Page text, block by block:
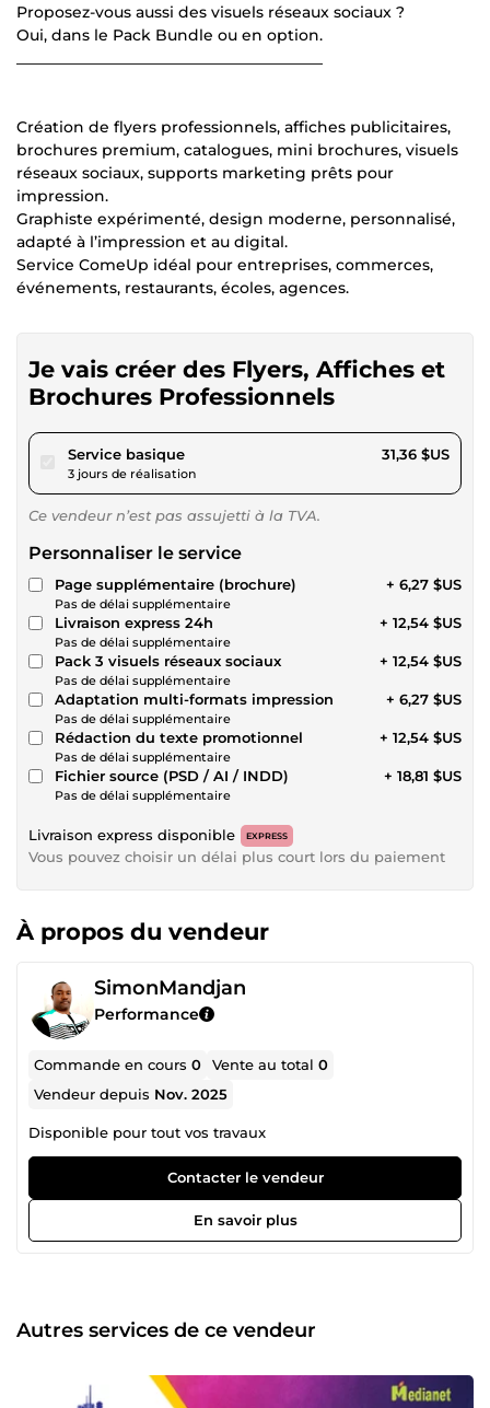
Proposez-vous aussi des visuels réseaux sociaux ?
Oui, dans le Pack Bundle ou en option.
Création de flyers professionnels, affiches publicitaires,
brochures premium, catalogues, mini brochures, visuels
réseaux sociaux, supports marketing prêts pour
impression.
Graphiste expérimenté, design moderne, personnalisé,
adapté à l’impression et au digital.
Service ComeUp idéal pour entreprises, commerces,
événements, restaurants, écoles, agences.
Je vais créer des Flyers, Affiches et
Brochures Professionnels
Service basiquepour 28,90 $US
3 jours de réalisation
31,36 $US
Ce vendeur n’est pas assujetti à la TVA.
Personnaliser le service
Page supplémentaire (brochure)
Pas de délai supplémentaire
+ 6,27 $US
Livraison express 24h
Pas de délai supplémentaire
+ 12,54 $US
Pack 3 visuels réseaux sociaux
Pas de délai supplémentaire
+ 12,54 $US
Adaptation multi-formats impression
Pas de délai supplémentaire
+ 6,27 $US
Rédaction du texte promotionnel
Pas de délai supplémentaire
+ 12,54 $US
Fichier source (PSD / AI / INDD)
Pas de délai supplémentaire
+ 18,81 $US
Livraison express disponible EXPRESS
Vous pouvez choisir un délai plus court lors du paiement
À propos du vendeur
SimonMandjan
Performance
Commande en cours0 Vente au total0
Vendeur depuis Nov. 2025
Disponible pour tout vos travaux
Contacter le vendeur
En savoir plus
Autres services de ce vendeur